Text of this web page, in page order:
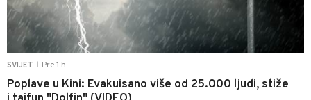
SVIJET Pre 1 h
Poplave u Kini: Evakuisano više od 25.000 ljudi, stiže